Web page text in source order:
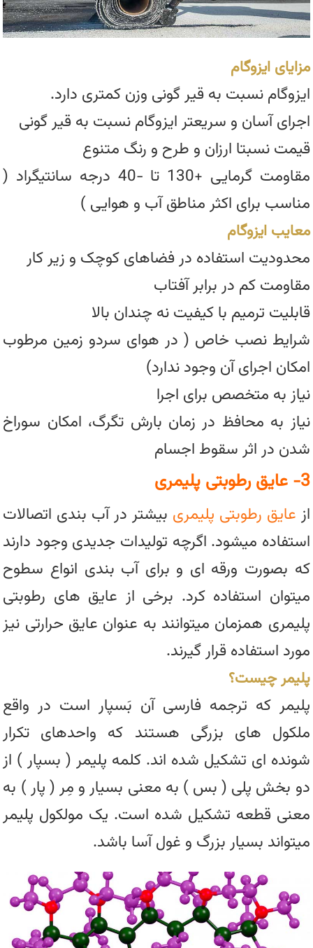
مزایای ایزوگام
ایزوگام نسبت به قیر گونی وزن کمتری دارد.
اجرای آسان و سریعتر ایزوگام نسبت به قیر گونی
قیمت نسبتا ارزان و طرح و رنگ متنوع
مقاومت گرمایی +130 تا -40 درجه سانتیگراد (
مناسب برای اکثر مناطق آب و هوایی )
معایب ایزوگام
محدودیت استفاده در فضاهای کوچک و زیر کار
مقاومت کم در برابر آفتاب
قابلیت ترمیم با کیفیت نه چندان بالا
شرایط نصب خاص ( در هوای سردو زمین مرطوب
امکان اجرای آن وجود ندارد)
نیاز به متخصص برای اجرا
نیاز به محافظ در زمان بارش تگرگ، امکان سوراخ
شدن در اثر سقوط اجسام
3- عایق رطوبتی پلیمری
از عایق رطوبتی پلیمری بیشتر در آب بندی اتصالات
استفاده میشود. اگرچه تولیدات جدیدی وجود دارند
که بصورت ورقه ای و برای آب بندی انواع سطوح
میتوان استفاده کرد. برخی از عایق های رطوبتی
پلیمری همزمان میتوانند به عنوان عایق حرارتی نیز
مورد استفاده قرار گیرند.
پلیمر چیست؟
پلیمر که ترجمه فارسی آن بَسپار است در واقع
ملکول های بزرگی هستند که واحدهای تکرار
شونده ای تشکیل شده اند. کلمه پلیمر ( بسپار ) از
دو بخش پلی ( بس ) به معنی بسیار و مِر ( پار ) به
معنی قطعه تشکیل شده است. یک مولکول پلیمر
میتواند بسیار بزرگ و غول آسا باشد.